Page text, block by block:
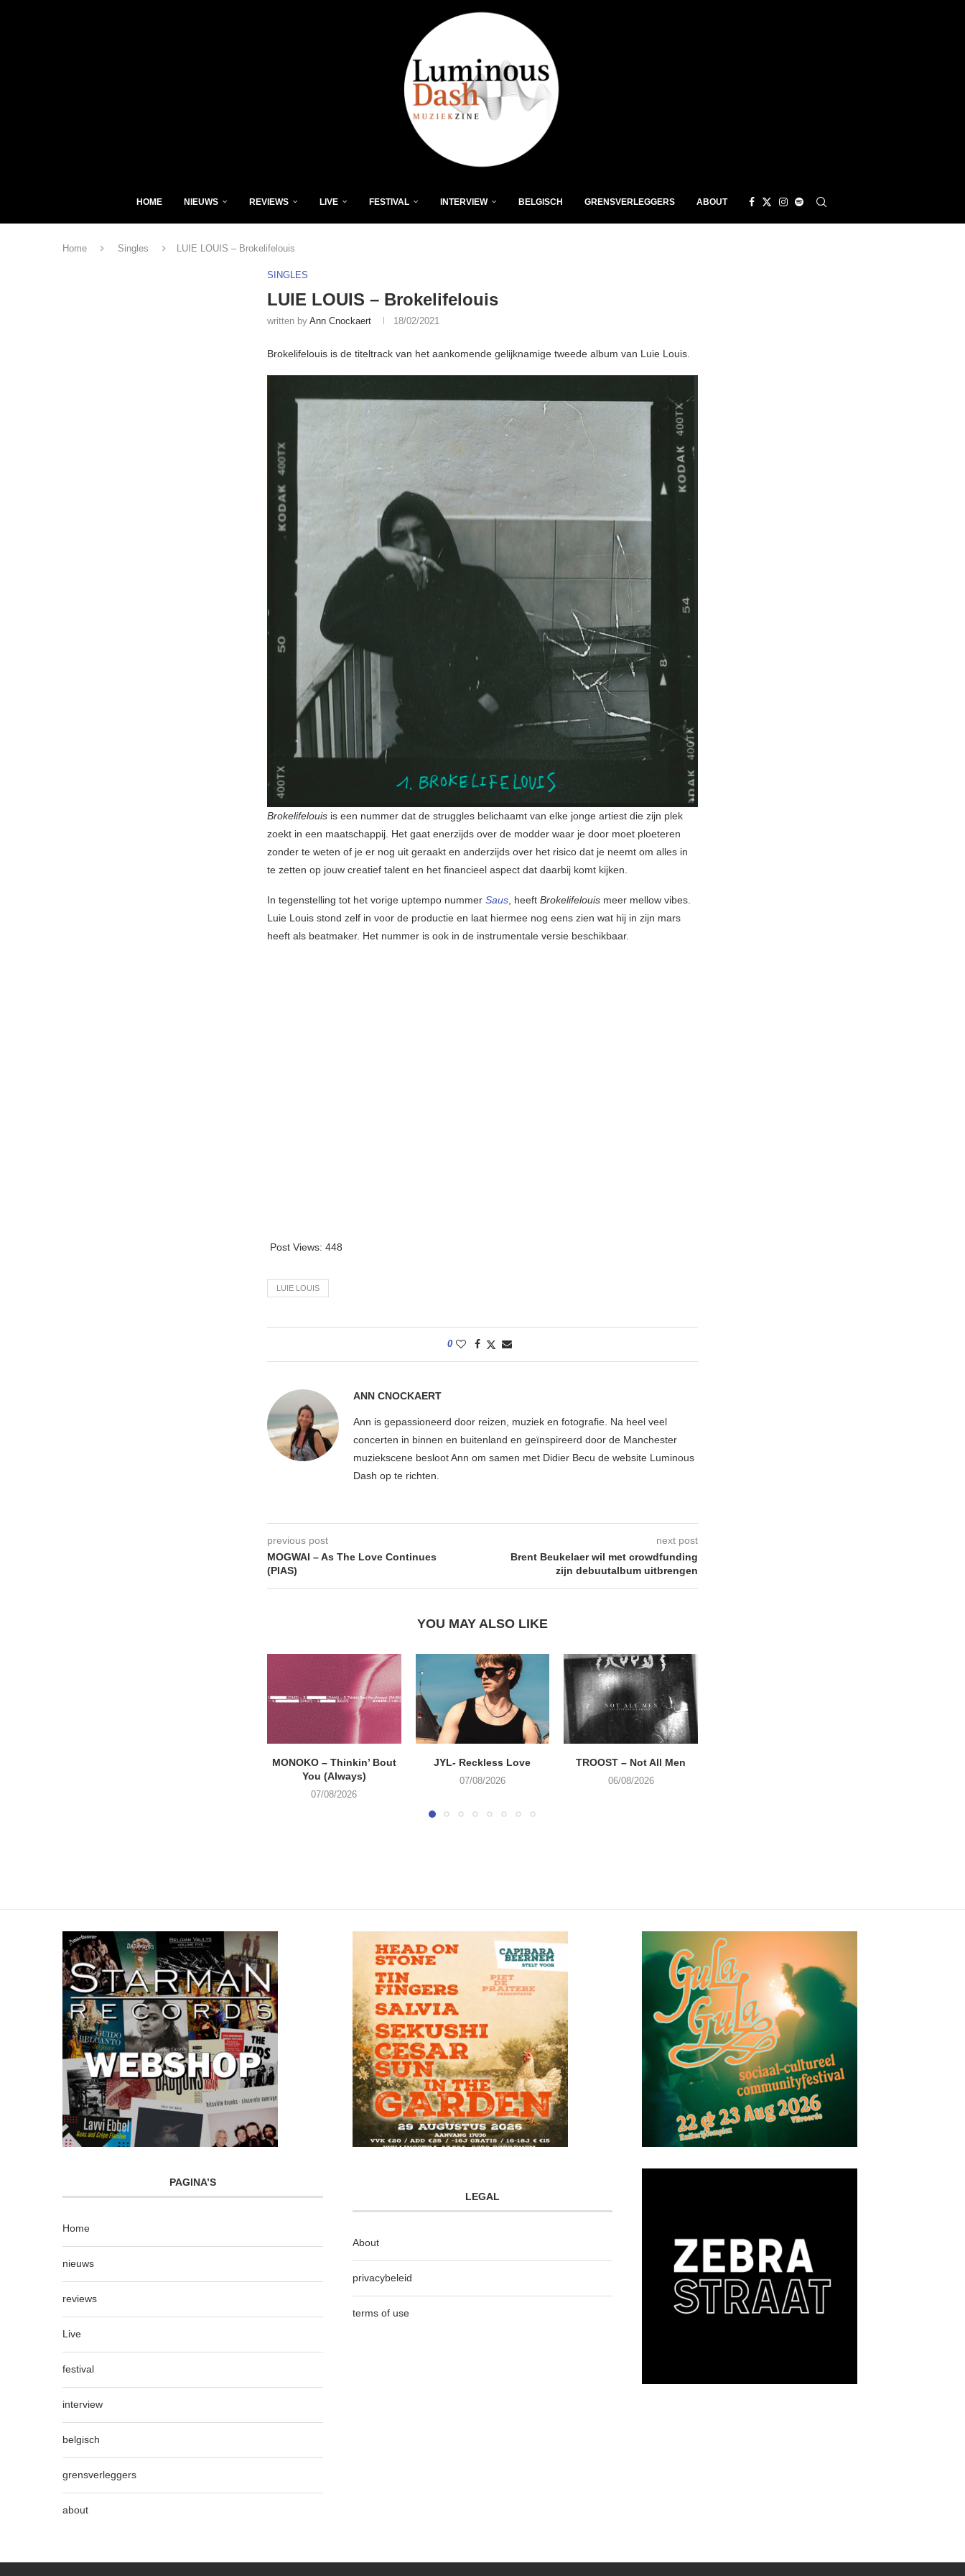
HOME NIEUWS REVIEWS LIVE FESTIVAL INTERVIEW BELGISCH GRENSVERLEGGERS ABOUT
Home Singles LUIE LOUIS – Brokelifelouis
SINGLES
LUIE LOUIS – Brokelifelouis
written by Ann Cnockaert 18/02/2021
Brokelifelouis is de titeltrack van het aankomende gelijknamige tweede album van Luie Louis.
Brokelifelouis is een nummer dat de struggles belichaamt van elke jonge artiest die zijn plek
zoekt in een maatschappij. Het gaat enerzijds over de modder waar je door moet ploeteren
zonder te weten of je er nog uit geraakt en anderzijds over het risico dat je neemt om alles in
te zetten op jouw creatief talent en het financieel aspect dat daarbij komt kijken.
In tegenstelling tot het vorige uptempo nummer Saus, heeft Brokelifelouis meer mellow vibes.
Luie Louis stond zelf in voor de productie en laat hiermee nog eens zien wat hij in zijn mars
heeft als beatmaker. Het nummer is ook in de instrumentale versie beschikbaar.
Post Views: 448
LUIE LOUIS
0
ANN CNOCKAERT
Ann is gepassioneerd door reizen, muziek en fotografie. Na heel veel
concerten in binnen en buitenland en geïnspireerd door de Manchester
muziekscene besloot Ann om samen met Didier Becu de website Luminous
Dash op te richten.
previous post
MOGWAI – As The Love Continues
(PIAS)
next post
Brent Beukelaer wil met crowdfunding
zijn debuutalbum uitbrengen
YOU MAY ALSO LIKE
MONOKO – Thinkin’ Bout
You (Always)
07/08/2026
JYL- Reckless Love
07/08/2026
TROOST – Not All Men
06/08/2026
PAGINA’S
Home
nieuws
reviews
Live
festival
interview
belgisch
grensverleggers
about
LEGAL
About
privacybeleid
terms of use